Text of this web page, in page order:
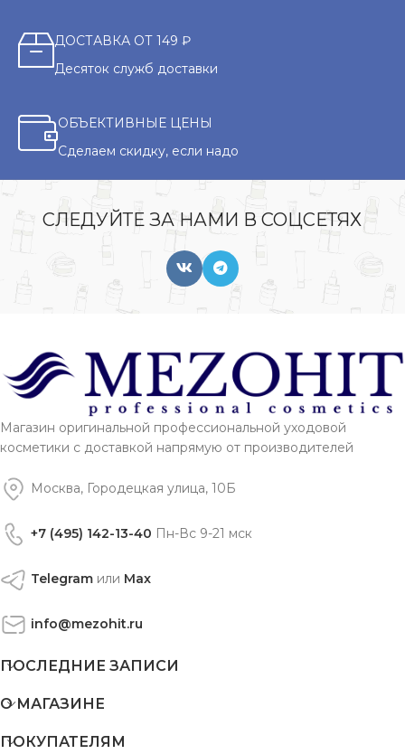
ДОСТАВКА ОТ 149 ₽
Десяток служб доставки
ОБЪЕКТИВНЫЕ ЦЕНЫ
Сделаем скидку, если надо
СЛЕДУЙТЕ ЗА НАМИ В СОЦСЕТЯХ
Магазин оригинальной профессиональной уходовой
косметики с доставкой напрямую от производителей
Москва, Городецкая улица, 10Б
+7 (495) 142-13-40 Пн-Вс 9-21 мск
Telegram или Max
info@mezohit.ru
ПОСЛЕДНИЕ ЗАПИСИ
О МАГАЗИНЕ
ПОКУПАТЕЛЯМ